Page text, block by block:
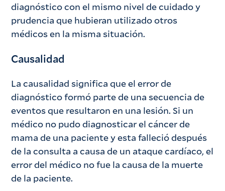
diagnóstico con el mismo nivel de cuidado y
prudencia que hubieran utilizado otros
médicos en la misma situación.
Causalidad
La causalidad significa que el error de
diagnóstico formó parte de una secuencia de
eventos que resultaron en una lesión. Si un
médico no pudo diagnosticar el cáncer de
mama de una paciente y esta falleció después
de la consulta a causa de un ataque cardíaco, el
error del médico no fue la causa de la muerte
de la paciente.